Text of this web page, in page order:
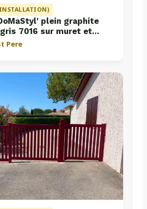
plein graphite
7016 sur muret et
Classic Strong
Pere